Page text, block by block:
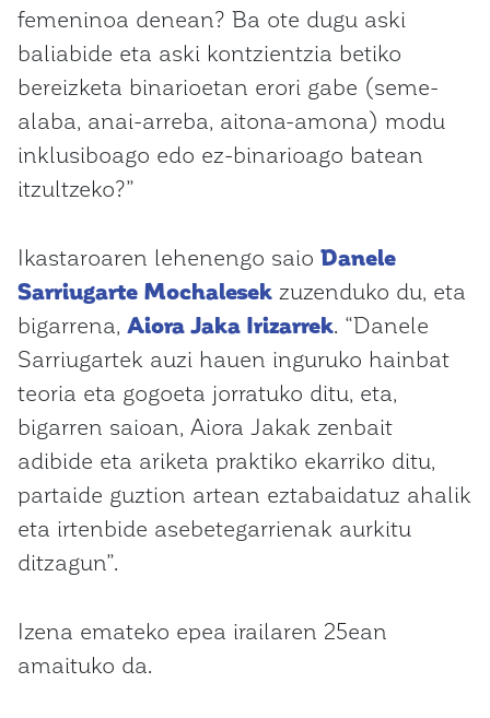
femeninoa denean? Ba ote dugu aski
baliabide eta aski kontzientzia betiko
bereizketa binarioetan erori gabe (seme-
alaba, anai-arreba, aitona-amona) modu
inklusiboago edo ez-binarioago batean
itzultzeko?”
Ikastaroaren lehenengo saio Danele
Sarriugarte Mochalesek zuzenduko du, eta
bigarrena, Aiora Jaka Irizarrek. “Danele
Sarriugartek auzi hauen inguruko hainbat
teoria eta gogoeta jorratuko ditu, eta,
bigarren saioan, Aiora Jakak zenbait
adibide eta ariketa praktiko ekarriko ditu,
partaide guztion artean eztabaidatuz ahalik
eta irtenbide asebetegarrienak aurkitu
ditzagun”.
Izena emateko epea irailaren 25ean
amaituko da.